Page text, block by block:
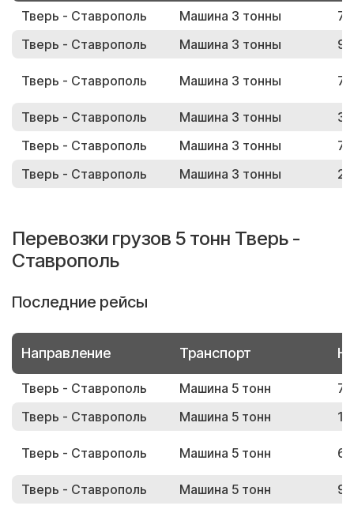
Тверь - Ставрополь Машина 3 тонны
Тверь - Ставрополь
Машина 3 тонны
Тверь - Ставрополь Машина 3 тонны
Тверь - Ставрополь Машина 3 тонны
Тверь - Ставрополь
Машина 3 тонны
Тверь - Ставрополь
Машина 3 тонны
Перевозки грузов 5 тонн Тверь -
Ставрополь
Последние рейсы
Направление Транспорт
Тверь - Ставрополь Машина 5 тонн
Тверь - Ставрополь
Машина 5 тонн
Тверь - Ставрополь Машина 5 тонн
Тверь - Ставрополь Машина 5 тонн